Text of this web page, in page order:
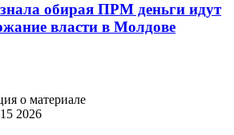
обирая ПРМ деньги идут
власти в Молдове
о материале
2026